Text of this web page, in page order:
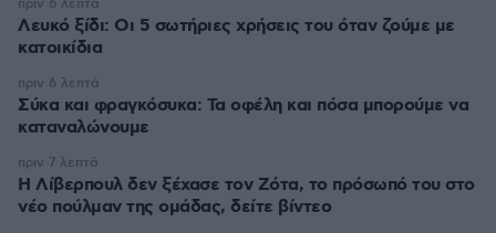
Λευκό ξίδι: Οι 5 σωτήριες χρήσεις του όταν ζούμε με
κατοικίδια
πριν 6 λεπτά
Σύκα και φραγκόσυκα: Τα οφέλη και πόσα μπορούμε να
καταναλώνουμε
πριν 6 λεπτά
Η Λίβερπουλ δεν ξέχασε τον Ζότα, το πρόσωπό του στο
νέο πούλμαν της ομάδας, δείτε βίντεο
πριν 7 λεπτά